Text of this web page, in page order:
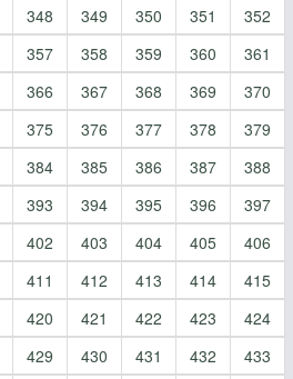
348 349 350 351
352
357 358 359 360
361
366 367 368 369
370
375 376 377 378
379
384 385 386 387
388
393 394 395 396
397
402 403 404 405
406
411 412 413 414
415
420 421 422 423
424
429 430 431 432 433